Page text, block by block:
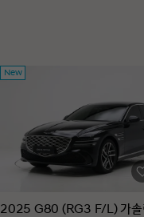
New
2025 G80 (RG3 F/L) 가